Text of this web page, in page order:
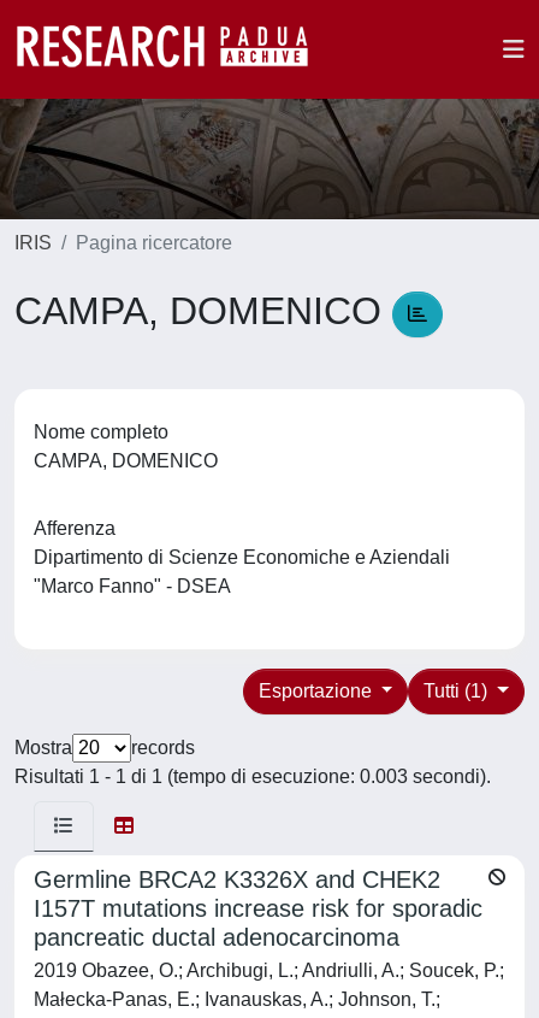
IRIS Pagina ricercatore
CAMPA, DOMENICO
Nome completo
CAMPA, DOMENICO
Afferenza
Dipartimento di Scienze Economiche e Aziendali
"Marco Fanno" - DSEA
Tutti (1)
Esportazione
Mostra
records
Risultati 1 - 1 di 1 (tempo di esecuzione: 0.003 secondi).
Germline BRCA2 K3326X and CHEK2
I157T mutations increase risk for sporadic
pancreatic ductal adenocarcinoma
2019 Obazee, O.; Archibugi, L.; Andriulli, A.; Soucek, P.;
Małecka-Panas, E.; Ivanauskas, A.; Johnson, T.;